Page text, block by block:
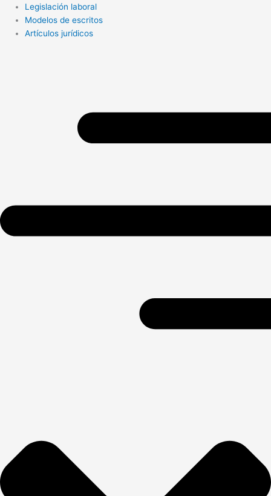
Legislación laboral
Modelos de escritos
Artículos jurídicos
Search